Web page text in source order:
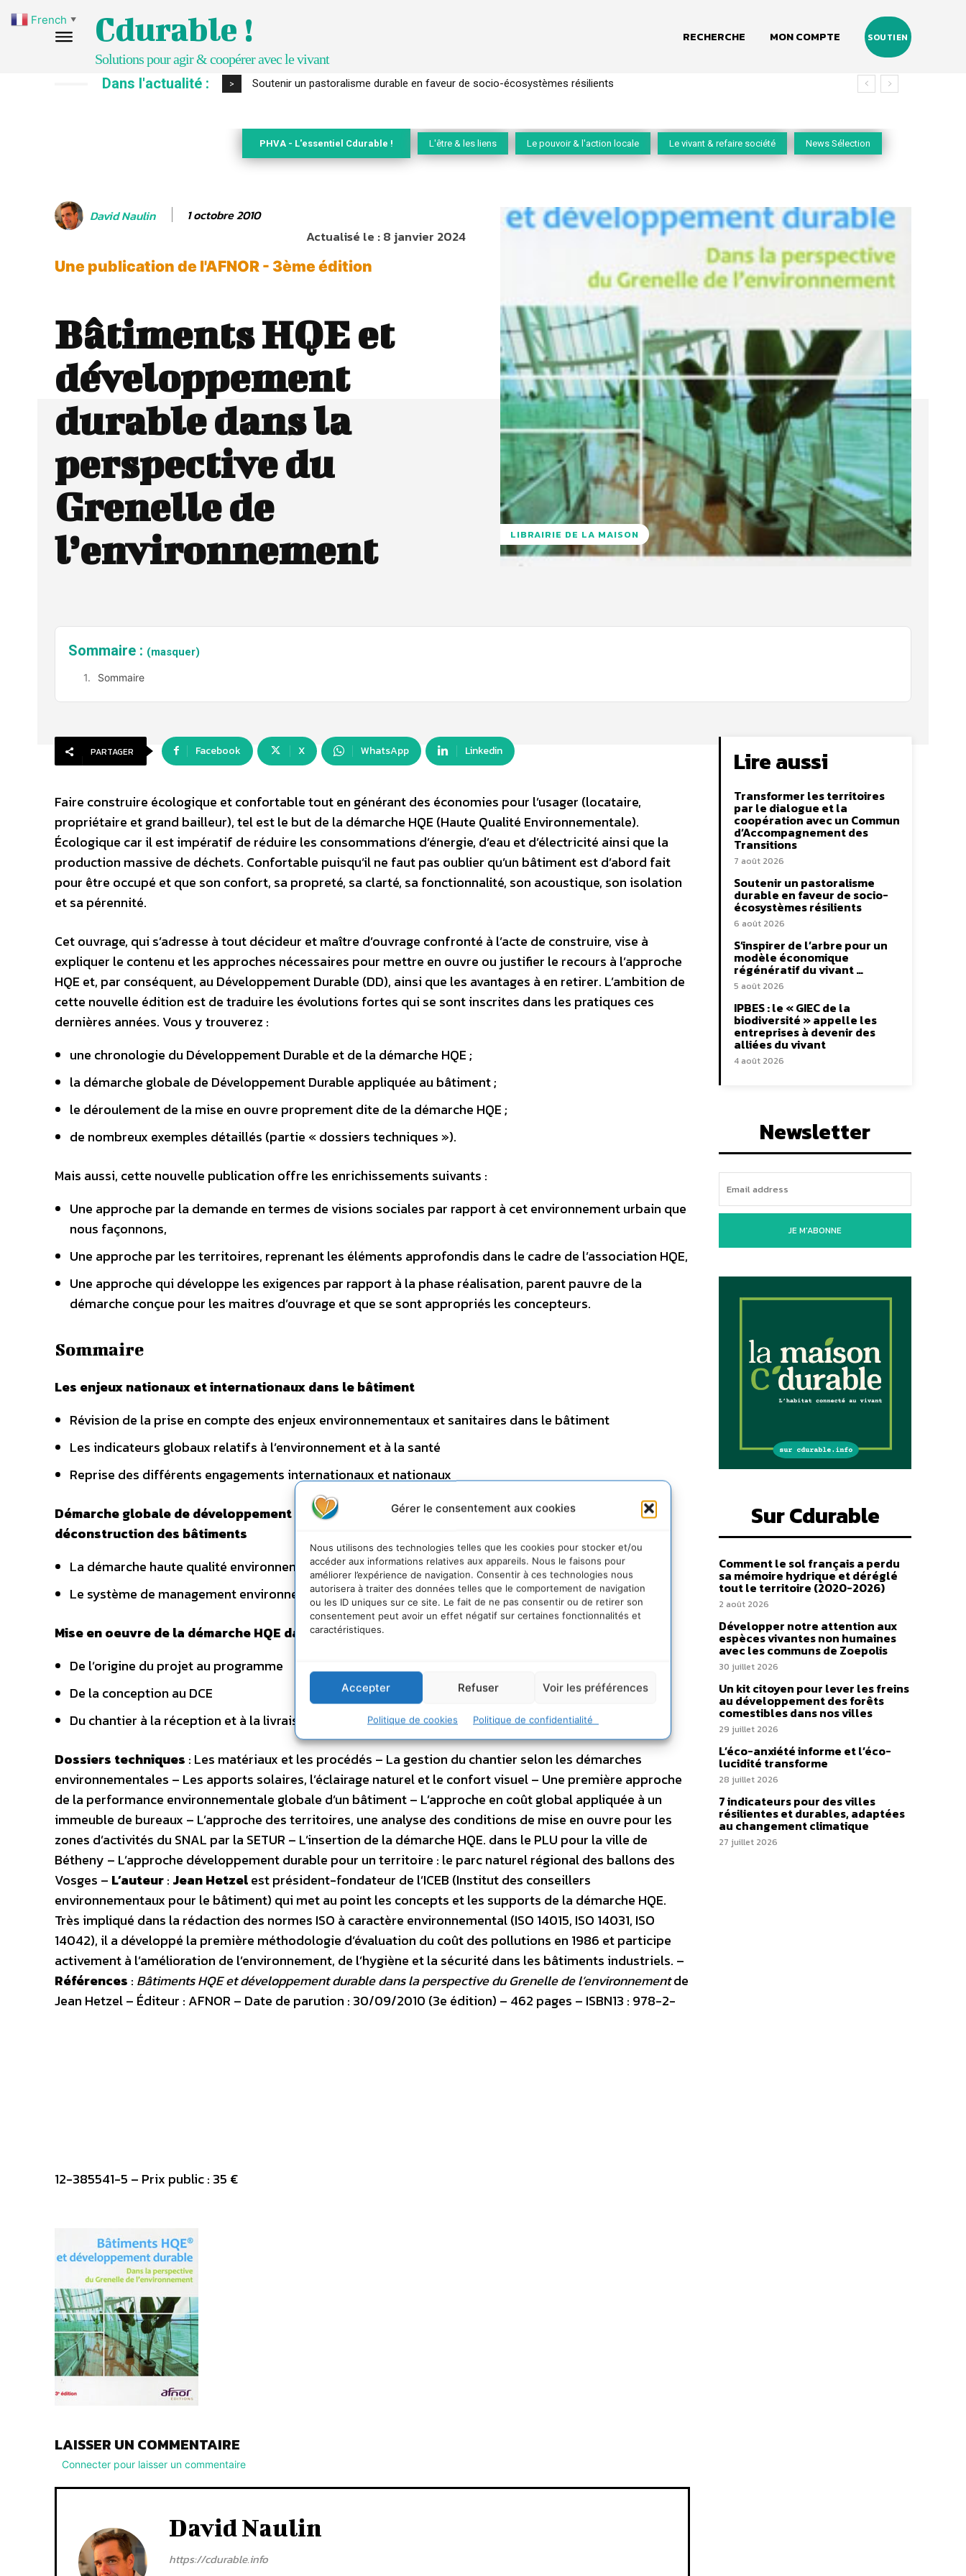
Gérer le consentement aux cookies
Nous utilisons des technologies telles que les cookies pour stocker et/ou
accéder aux informations relatives aux appareils. Nous le faisons pour
améliorer l’expérience de navigation. Consentir à ces technologies nous
autorisera à traiter des données telles que le comportement de navigation
ou les ID uniques sur ce site. Le fait de ne pas consentir ou de retirer son
consentement peut avoir un effet négatif sur certaines fonctionnalités et
caractéristiques.
Accepter Refuser Voir les préférences
Politique de cookies Politique de confidentialité
Cdurable !
Solutions pour agir & coopérer avec le vivant
RECHERCHE MON COMPTE SOUTIEN
Dans l'actualité : > S’inspirer de l’arbre pour un modèle économique régénératif du vivant …
PHVA - L'essentiel Cdurable ! L'être & les liens Le pouvoir & l'action locale Le vivant & refaire société News Sélection
David Naulin 1 octobre 2010
Actualisé le :8 janvier 2024
Une publication de l'AFNOR - 3ème édition
Bâtiments HQE et
développement
durable dans la
perspective du
Grenelle de
l’environnement
LIBRAIRIE DE LA MAISON
Sommaire : (masquer)
Sommaire
PARTAGER Facebook X WhatsApp Linkedin
Faire construire écologique et confortable tout en générant des économies pour l’usager (locataire,
propriétaire et grand bailleur), tel est le but de la démarche HQE (Haute Qualité Environnementale).
Écologique car il est impératif de réduire les consommations d’énergie, d’eau et d’électricité ainsi que la
production massive de déchets. Confortable puisqu’il ne faut pas oublier qu’un bâtiment est d’abord fait
pour être occupé et que son confort, sa propreté, sa clarté, sa fonctionnalité, son acoustique, son isolation
et sa pérennité.
Cet ouvrage, qui s’adresse à tout décideur et maître d’ouvrage confronté à l’acte de construire, vise à
expliquer le contenu et les approches nécessaires pour mettre en ouvre ou justifier le recours à l’approche
HQE et, par conséquent, au Développement Durable (DD), ainsi que les avantages à en retirer. L’ambition de
cette nouvelle édition est de traduire les évolutions fortes qui se sont inscrites dans les pratiques ces
dernières années. Vous y trouverez :
une chronologie du Développement Durable et de la démarche HQE ;
la démarche globale de Développement Durable appliquée au bâtiment ;
le déroulement de la mise en ouvre proprement dite de la démarche HQE ;
de nombreux exemples détaillés (partie « dossiers techniques »).
Mais aussi, cette nouvelle publication offre les enrichissements suivants :
Une approche par la demande en termes de visions sociales par rapport à cet environnement urbain que
nous façonnons,
Une approche par les territoires, reprenant les éléments approfondis dans le cadre de l’association HQE,
Une approche qui développe les exigences par rapport à la phase réalisation, parent pauvre de la
démarche conçue pour les maitres d’ouvrage et que se sont appropriés les concepteurs.
Sommaire
Les enjeux nationaux et internationaux dans le bâtiment
Révision de la prise en compte des enjeux environnementaux et sanitaires dans le bâtiment
Les indicateurs globaux relatifs à l’environnement et à la santé
Reprise des différents engagements internationaux et nationaux
Démarche globale de développement durable appliquée à la construction, à la gestion et à la
déconstruction des bâtiments
La démarche haute qualité environnementale (HQE)
Le système de management environnemental
Mise en oeuvre de la démarche HQE dans toutes les phases de la vie d’un bâtiment
De l’origine du projet au programme
De la conception au DCE
Du chantier à la réception et à la livraison
Dossiers techniques : Les matériaux et les procédés – La gestion du chantier selon les démarches
environnementales – Les apports solaires, l’éclairage naturel et le confort visuel – Une première approche
de la performance environnementale globale d’un bâtiment – L’approche en coût global appliquée à un
immeuble de bureaux – L’approche des territoires, une analyse des conditions de mise en ouvre pour les
zones d’activités du SNAL par la SETUR – L’insertion de la démarche HQE. dans le PLU pour la ville de
Bétheny – L’approche développement durable pour un territoire : le parc naturel régional des ballons des
Vosges – L’auteur: Jean Hetzelest président-fondateur de l’ICEB (Institut des conseillers
environnementaux pour le bâtiment) qui met au point les concepts et les supports de la démarche HQE.
Très impliqué dans la rédaction des normes ISO à caractère environnemental (ISO 14015, ISO 14031, ISO
14042), il a développé la première méthodologie d’évaluation du coût des pollutions en 1986 et participe
activement à l’amélioration de l’environnement, de l’hygiène et la sécurité dans les bâtiments industriels. –
Références : Bâtiments HQE et développement durable dans la perspective du Grenelle de l’environnementde
Jean Hetzel – Éditeur : AFNOR – Date de parution : 30/09/2010 (3e édition) – 462 pages – ISBN13 : 978-2-
12-385541-5 – Prix public : 35 €
LAISSER UN COMMENTAIRE
Connecter pour laisser un commentaire
David Naulin
https://cdurable.info
Lire aussi
Transformer les territoires
par le dialogue et la
coopération avec un Commun
d’Accompagnement des
Transitions
7 août 2026
Soutenir un pastoralisme
durable en faveur de socio-
écosystèmes résilients
6 août 2026
S’inspirer de l’arbre pour un
modèle économique
régénératif du vivant …
5 août 2026
IPBES : le « GIEC de la
biodiversité » appelle les
entreprises à devenir des
alliées du vivant
4 août 2026
Newsletter
JE M'ABONNE
Sur Cdurable
Comment le sol français a perdu
sa mémoire hydrique et déréglé
tout le territoire (2020-2026)
2 août 2026
Développer notre attention aux
espèces vivantes non humaines
avec les communs de Zoepolis
30 juillet 2026
Un kit citoyen pour lever les freins
au développement des forêts
comestibles dans nos villes
29 juillet 2026
L’éco-anxiété informe et l’éco-
lucidité transforme
28 juillet 2026
7 indicateurs pour des villes
résilientes et durables, adaptées
au changement climatique
27 juillet 2026
French ▼